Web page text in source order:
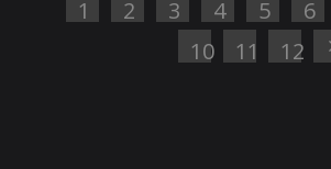
1 2 3 4 5 6
10
11 12